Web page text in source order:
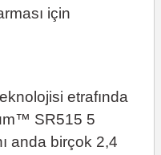
için
etrafında
SR515 5
anda birçok 2,4